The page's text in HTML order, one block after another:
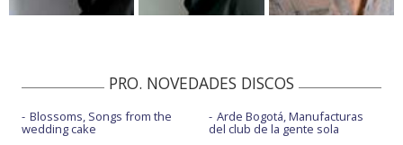
PRO. NOVEDADES DISCOS
Blossoms, Songs from the
wedding cake
Arde Bogotá, Manufacturas
del club de la gente sola